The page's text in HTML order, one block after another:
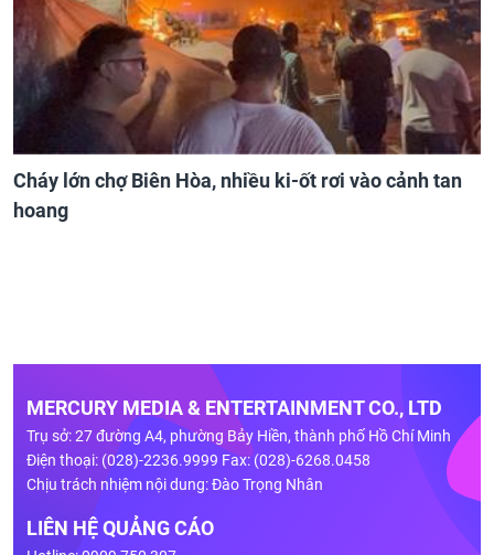
Cháy lớn chợ Biên Hòa, nhiều ki-ốt rơi vào cảnh tan
hoang
MERCURY MEDIA & ENTERTAINMENT CO., LTD
Trụ sở: 27 đường A4, phường Bảy Hiền, thành phố Hồ Chí Minh
Điện thoại: (028)-2236.9999 Fax: (028)-6268.0458
Chịu trách nhiệm nội dung: Đào Trọng Nhân
LIÊN HỆ QUẢNG CÁO